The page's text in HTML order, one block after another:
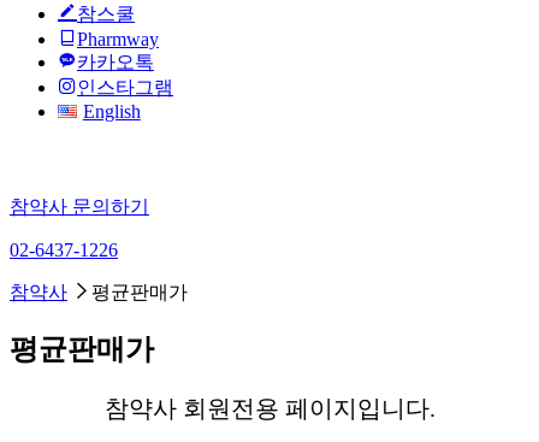
참스쿨
Pharmway
카카오톡
인스타그램
English
참약사 문의하기
02-6437-1226
참약사 평균판매가
평균판매가
참약사 회원전용 페이지입니다.